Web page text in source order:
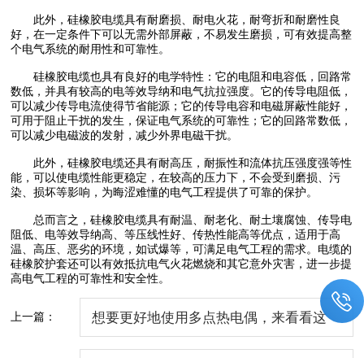
此外，硅橡胶电缆具有耐磨损、耐电火花，耐弯折和耐磨性良
好，在一定条件下可以无需外部屏蔽，不易发生磨损，可有效提高整
个电气系统的耐用性和可靠性。
硅橡胶电缆也具有良好的电学特性：它的电阻和电容低，回路常
数低，并具有较高的电等效导纳和电气抗拉强度。它的传导电阻低，
可以减少传导电流使得节省能源；它的传导电容和电磁屏蔽性能好，
可用于阻止干扰的发生，保证电气系统的可靠性；它的回路常数低，
可以减少电磁波的发射，减少外界电磁干扰。
此外，硅橡胶电缆还具有耐高压，耐振性和流体抗压强度强等性
能，可以使电缆性能更稳定，在较高的压力下，不会受到磨损、污
染、损坏等影响，为晦涩难懂的电气工程提供了可靠的保护。
总而言之，硅橡胶电缆具有耐温、耐老化、耐土壤腐蚀、传导电
阻低、电等效导纳高、等压线性好、传热性能高等优点，适用于高
温、高压、恶劣的环境，如试爆等，可满足电气工程的需求。电缆的
硅橡胶护套还可以有效抵抗电气火花燃烧和其它意外灾害，进一步提
高电气工程的可靠性和安全性。
上一篇： 想要更好地使用多点热电偶，来看看这